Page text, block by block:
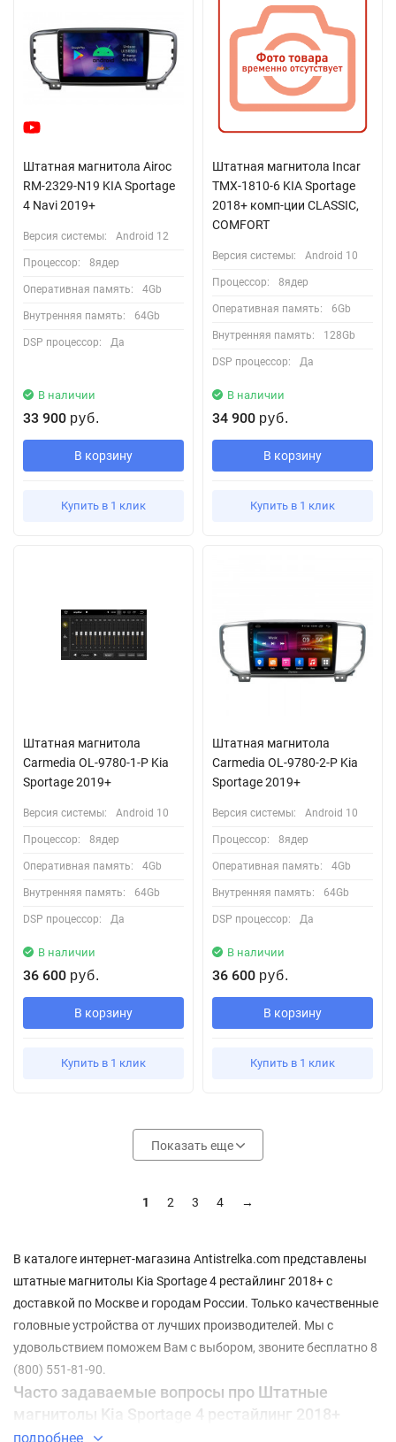
Штатная магнитола Airoc
RM-2329-N19 KIA Sportage
4 Navi 2019+
Версия системы: Android 12
Процессор: 8ядер
Оперативная память: 4Gb
Внутренняя память: 64Gb
DSP процессор: Да
В наличии
33 900 руб.
В корзину
Купить в 1 клик
Штатная магнитола Incar
TMX-1810-6 KIA Sportage
2018+ комп-ции CLASSIC,
COMFORT
Версия системы: Android 10
Процессор: 8ядер
Оперативная память: 6Gb
Внутренняя память: 128Gb
DSP процессор: Да
В наличии
34 900 руб.
В корзину
Купить в 1 клик
Штатная магнитола
Carmedia OL-9780-1-P Kia
Sportage 2019+
Версия системы: Android 10
Процессор: 8ядер
Оперативная память: 4Gb
Внутренняя память: 64Gb
DSP процессор: Да
В наличии
36 600 руб.
В корзину
Купить в 1 клик
Штатная магнитола
Carmedia OL-9780-2-P Kia
Sportage 2019+
Версия системы: Android 10
Процессор: 8ядер
Оперативная память: 4Gb
Внутренняя память: 64Gb
DSP процессор: Да
В наличии
36 600 руб.
В корзину
Купить в 1 клик
Показать еще
1 2 3 4 →
В каталоге интернет-магазина Antistrelka.com представлены
штатные магнитолы Kia Sportage 4 рестайлинг 2018+ с
доставкой по Москве и городам России. Только качественные
головные устройства от лучших производителей. Мы с
удовольствием поможем Вам с выбором, звоните бесплатно 8
(800) 551-81-90.
Часто задаваемые вопросы про Штатные
магнитолы Kia Sportage 4 рестайлинг 2018+
подробнее